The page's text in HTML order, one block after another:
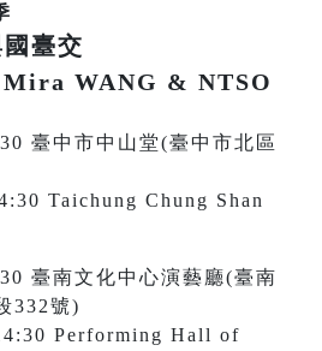
臺交
WANG & NTSO
臺中市中山堂(臺中市北區
Taichung Chung Shan
臺南文化中心演藝廳(臺南
332號)
Performing Hall of